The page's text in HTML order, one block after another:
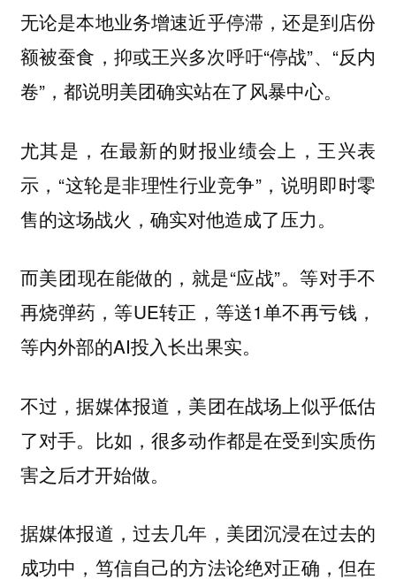
无论是本地业务增速近乎停滞，还是到店份
额被蚕食，抑或王兴多次呼吁“停战”、“反内
卷”，都说明美团确实站在了风暴中心。
尤其是，在最新的财报业绩会上，王兴表
示，“这轮是非理性行业竞争”，说明即时零
售的这场战火，确实对他造成了压力。
而美团现在能做的，就是“应战”。等对手不
再烧弹药，等UE转正，等送1单不再亏钱，
等内外部的AI投入长出果实。
不过，据媒体报道，美团在战场上似乎低估
了对手。比如，很多动作都是在受到实质伤
害之后才开始做。
据媒体报道，过去几年，美团沉浸在过去的
成功中，笃信自己的方法论绝对正确，但在